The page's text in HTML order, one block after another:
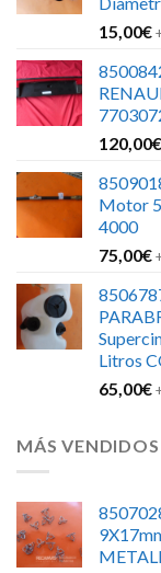
15,00€
120,00€
Motor
4000
75,00€
Litros
65,00€
MÁS VENDIDOS